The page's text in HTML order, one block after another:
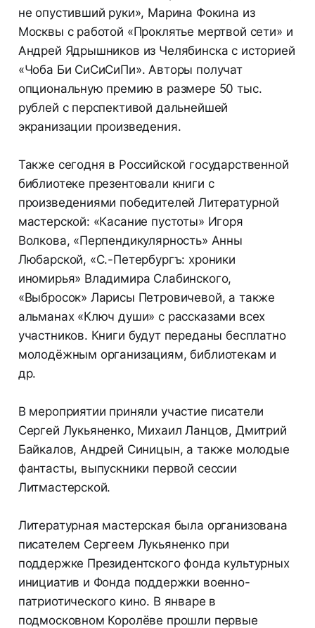
не опустивший руки», Марина Фокина из
Москвы с работой «Проклятье мертвой сети» и
Андрей Ядрышников из Челябинска с историей
«Чоба Би СиСиСиПи». Авторы получат
опциональную премию в размере 50 тыс.
рублей с перспективой дальнейшей
экранизации произведения.
Также сегодня в Российской государственной
библиотеке презентовали книги с
произведениями победителей Литературной
мастерской: «Касание пустоты» Игоря
Волкова, «Перпендикулярность» Анны
Любарской, «С.-Петербургъ: хроники
иномирья» Владимира Слабинского,
«Выбросок» Ларисы Петровичевой, а также
альманах «Ключ души» с рассказами всех
участников. Книги будут переданы бесплатно
молодёжным организациям, библиотекам и
др.
В мероприятии приняли участие писатели
Сергей Лукьяненко, Михаил Ланцов, Дмитрий
Байкалов, Андрей Синицын, а также молодые
фантасты, выпускники первой сессии
Литмастерской.
Литературная мастерская была организована
писателем Сергеем Лукьяненко при
поддержке Президентского фонда культурных
инициатив и Фонда поддержки военно-
патриотического кино. В январе в
подмосковном Королёве прошли первые